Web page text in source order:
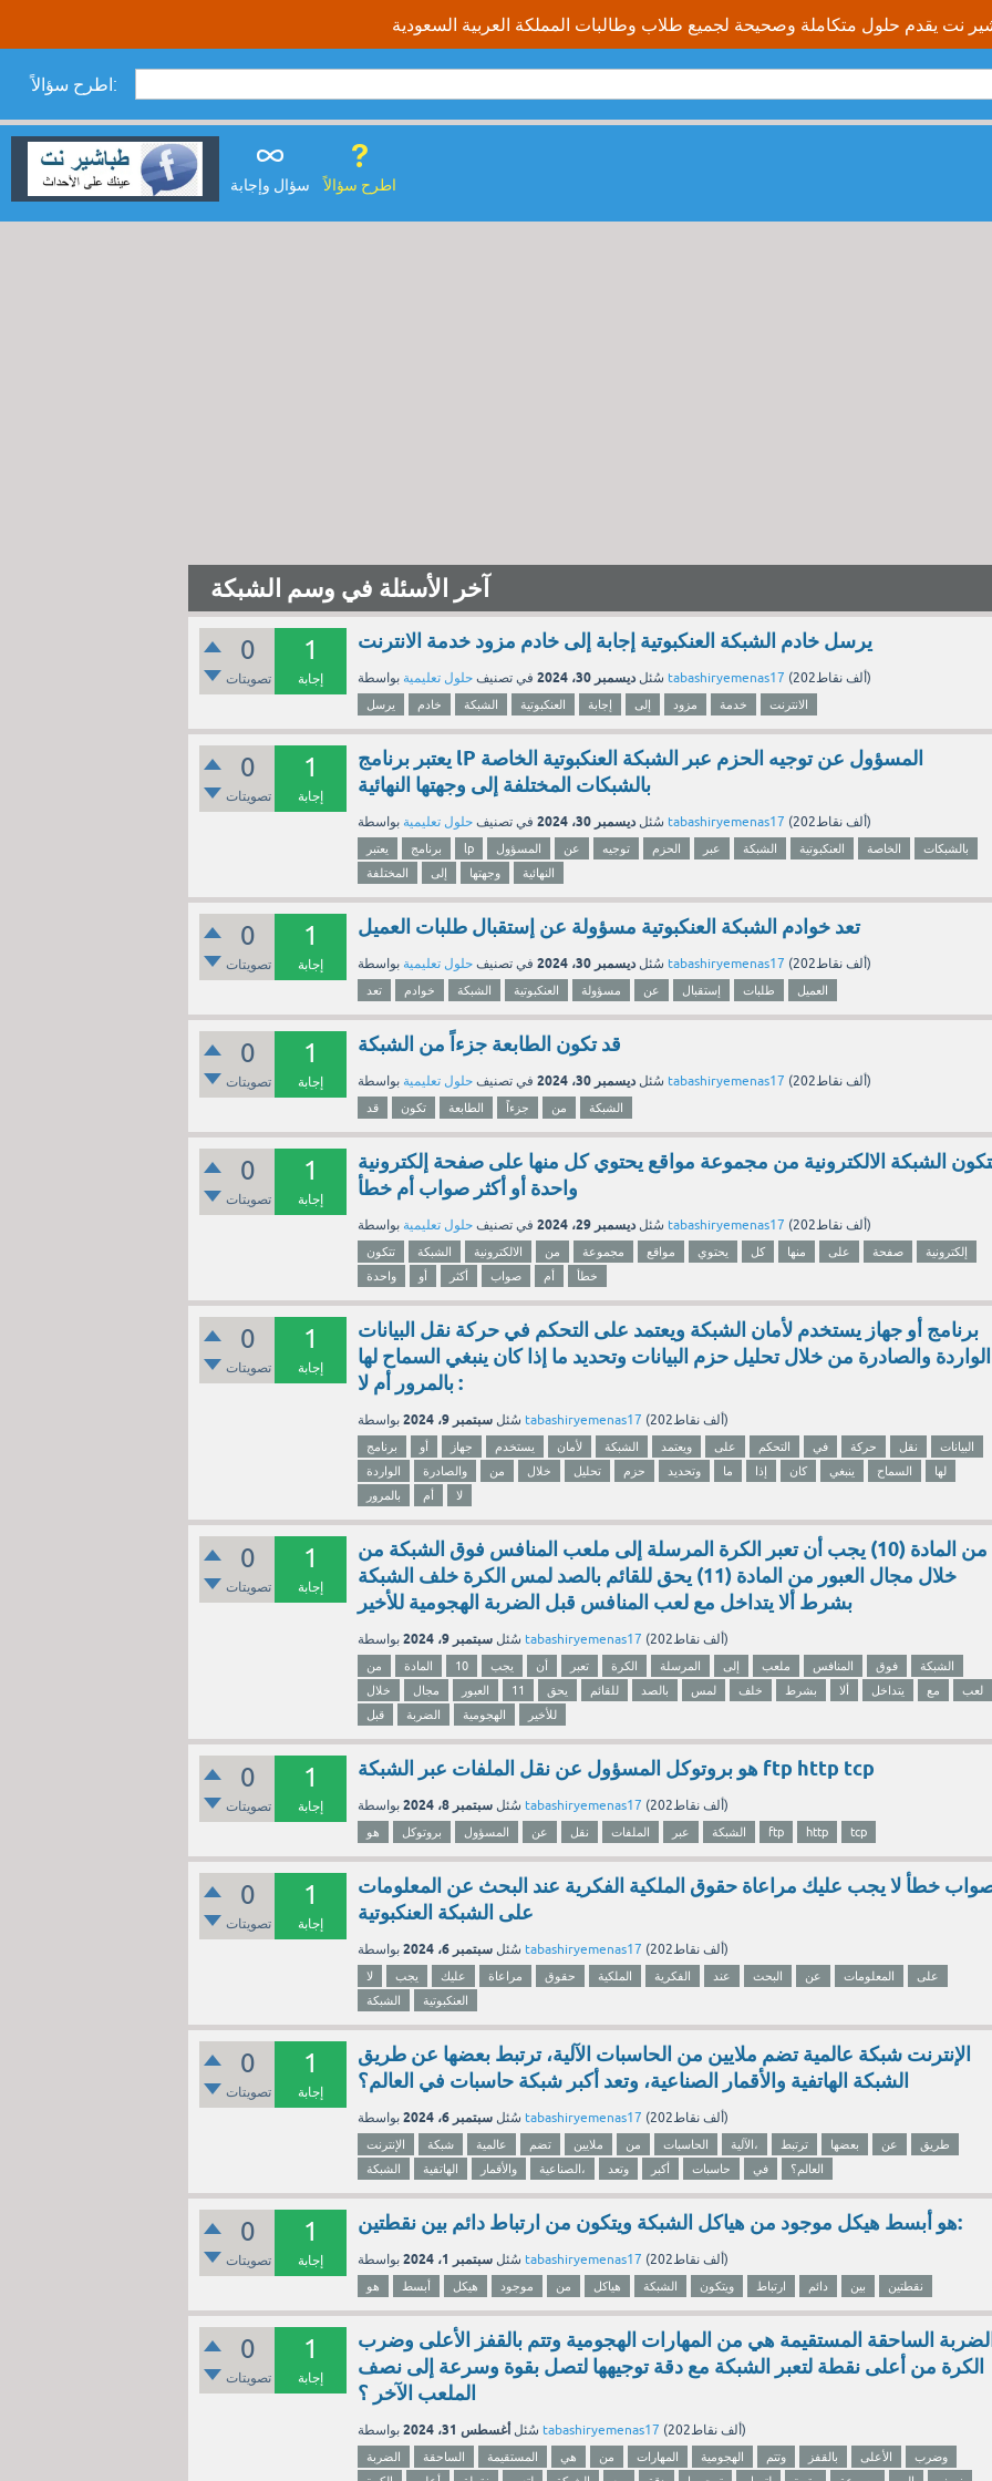
اطرح سؤالاً:
سؤال وإجابة اطرح سؤالاً
آخر الأسئلة في وسم الشبكة
0
تصويتات
1
إجابة
يرسل خادم الشبكة العنكبوتية إجابة إلى خادم مزود خدمة الانترنت
سُئل ديسمبر 30، 2024 في تصنيف حلول تعليمية tabashiryemenas17 ( 202ألف نقاط)
يرسل خادم الشبكة العنكبوتية إجابة إلى مزود خدمة الانترنت
0
تصويتات
1
إجابة
يعتبر برنامج lP المسؤول عن توجيه الحزم عبر الشبكة العنكبوتية الخاصة
بالشبكات المختلفة إلى وجهتها النهائية
سُئل ديسمبر 30، 2024 في تصنيف حلول تعليمية tabashiryemenas17 ( 202ألف نقاط)
يعتبر برنامج lp المسؤول عن توجيه الحزم عبر الشبكة العنكبوتية الخاصة
بالشبكات
المختلفة
إلى وجهتها النهائية
0
تصويتات
1
إجابة
تعد خوادم الشبكة العنكبوتية مسؤولة عن إستقبال طلبات العميل
سُئل ديسمبر 30، 2024 في تصنيف حلول تعليمية tabashiryemenas17 ( 202ألف نقاط)
تعد خوادم الشبكة العنكبوتية مسؤولة عن إستقبال طلبات العميل
0
تصويتات
1
إجابة
قد تكون الطابعة جزءاً من الشبكة
سُئل ديسمبر 30، 2024 في تصنيف حلول تعليمية tabashiryemenas17 ( 202ألفنقاط)
قد تكون الطابعة جزءاً من الشبكة
0
تصويتات
1
إجابة
الشبكة الالكترونية من مجموعة مواقع يحتوي كل منها على صفحة إلكترونية
واحدة أو أكثر صواب أم خطأ
سُئل ديسمبر 29، 2024 في تصنيف حلول تعليمية tabashiryemenas17 ( 202ألفنقاط)
تتكون الشبكة الالكترونية من مجموعة مواقع يحتوي كل منها على صفحة
إلكترونية
واحدة
أو أكثر صواب أم خطأ
0
تصويتات
1
إجابة
برنامج أو جهاز يستخدم لأمان الشبكة ويعتمد على التحكم في حركة نقل البيانات
الواردة والصادرة من خلال تحليل حزم البيانات وتحديد ما إذا كان ينبغي السماح لها
بالمرور أم لا :
سُئل سبتمبر 9، 2024 tabashiryemenas17 ( 202ألفنقاط)
برنامج أو جهاز يستخدم لأمان الشبكة ويعتمد على التحكم في حركة نقل
البيانات
الواردة
والصادرة من خلال تحليل حزم وتحديد ما إذا كان ينبغي السماح
لها
بالمرور
أم لا
0
تصويتات
1
إجابة
من المادة (10) يجب أن تعبر الكرة المرسلة إلى ملعب المنافس فوق الشبكة من
خلال مجال العبور من المادة (11) يحق للقائم بالصد لمس الكرة خلف الشبكة
بشرط ألا يتداخل مع لعب المنافس قبل الضربة الهجومية للأخير
سُئل سبتمبر 9، 2024 tabashiryemenas17 ( 202ألفنقاط)
من المادة 10 يجب أن تعبر الكرة المرسلة إلى ملعب المنافس فوق
الشبكة
خلال
مجال العبور 11 يحق للقائم بالصد لمس خلف بشرط ألا يتداخل مع
لعب
قبل
الضربة الهجومية للأخير
0
تصويتات
1
إجابة
هو بروتوكل المسؤول عن نقل الملفات عبر الشبكة ftp http tcp
سُئل سبتمبر 8، 2024 tabashiryemenas17 ( 202ألفنقاط)
هو بروتوكل المسؤول عن نقل الملفات عبر الشبكة ftp http tcp
0
تصويتات
1
إجابة
خطأ لا يجب عليك مراعاة حقوق الملكية الفكرية عند البحث عن المعلومات
على الشبكة العنكبوتية
سُئل سبتمبر 6، 2024 tabashiryemenas17 ( 202ألفنقاط)
لا يجب عليك مراعاة حقوق الملكية الفكرية عند البحث عن المعلومات
على
الشبكة
العنكبوتية
0
تصويتات
1
إجابة
الإنترنت شبكة عالمية تضم ملايين من الحاسبات الآلية، ترتبط بعضها عن طريق
الشبكة الهاتفية والأقمار الصناعية، وتعد أكبر شبكة حاسبات في العالم؟
سُئل سبتمبر 6، 2024 tabashiryemenas17 ( 202ألفنقاط)
الإنترنت شبكة عالمية تضم ملايين من الحاسبات الآلية، ترتبط بعضها عن
طريق
الشبكة
الهاتفية والأقمار الصناعية، وتعد أكبر حاسبات في العالم؟
0
تصويتات
1
إجابة
هو أبسط هيكل موجود من هياكل الشبكة ويتكون من ارتباط دائم بين نقطتين:
سُئل سبتمبر 1، 2024 tabashiryemenas17 ( 202ألفنقاط)
هو أبسط هيكل موجود من هياكل الشبكة ويتكون ارتباط دائم بين نقطتين
0
تصويتات
1
إجابة
الساحقة المستقيمة هي من المهارات الهجومية وتتم بالقفز الأعلى وضرب
الكرة من أعلى نقطة لتعبر الشبكة مع دقة توجيهها لتصل بقوة وسرعة إلى نصف
الملعب الآخر ؟
سُئل أغسطس 31، 2024 tabashiryemenas17 ( 202ألفنقاط)
الضربة الساحقة المستقيمة هي من المهارات الهجومية وتتم بالقفز الأعلى
وضرب